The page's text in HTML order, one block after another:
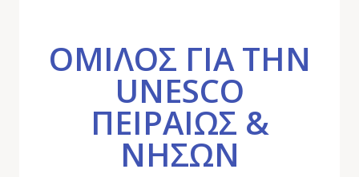
ΟΜΙΛΟΣ ΓΙΑ ΤΗΝ
UNESCO
ΠΕΙΡΑΙΩΣ &
ΝΗΣΩΝ